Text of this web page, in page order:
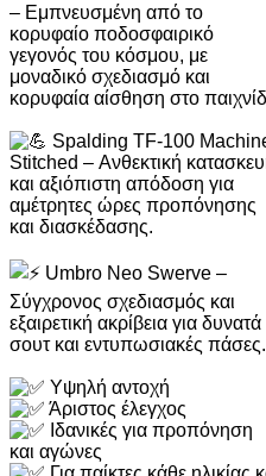
– Εμπνευσμένη από το
κορυφαίο ποδοσφαιρικό
γεγονός του κόσμου, με
μοναδικό σχεδιασμό και
κορυφαία αίσθηση στο
Spalding TF-100
Stitched – Ανθεκτική
και αξιόπιστη απόδοση για
αμέτρητες ώρες προπόνησης
και διασκέδασης.
Umbro Neo Swerve –
Σύγχρονος σχεδιασμός και
εξαιρετική ακρίβεια για δυνατά
σουτ και εντυπωσιακές πάσες.
Υψηλή αντοχή
Άριστος έλεγχος
Ιδανικές για προπόνηση
και αγώνες